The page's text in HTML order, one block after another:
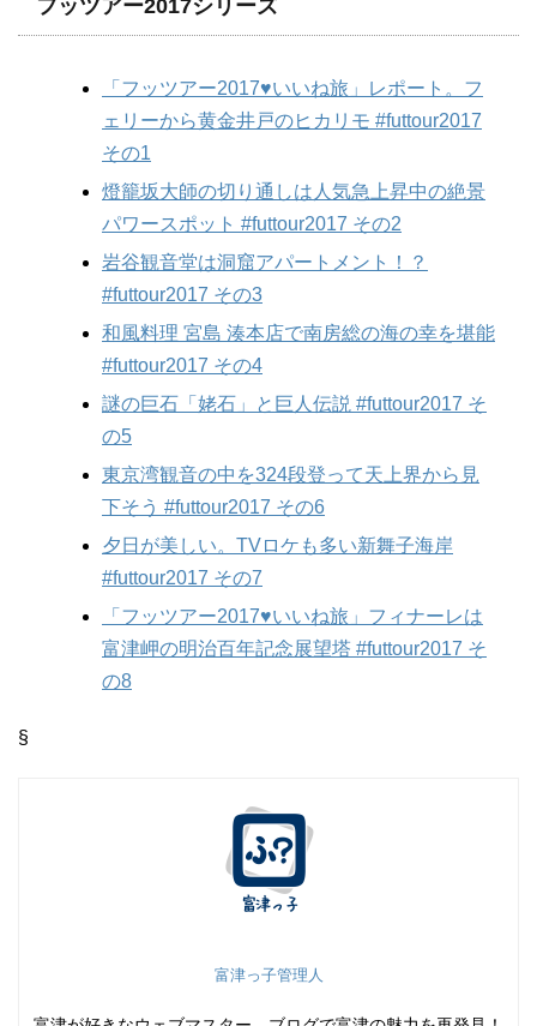
フッツアー2017シリーズ
「フッツアー2017♥いいね旅」レポート。フ
ェリーから黄金井戸のヒカリモ #futtour2017
その1
燈籠坂大師の切り通しは人気急上昇中の絶景
パワースポット #futtour2017 その2
岩谷観音堂は洞窟アパートメント！？
#futtour2017 その3
和風料理 宮島 湊本店で南房総の海の幸を堪能
#futtour2017 その4
謎の巨石「姥石」と巨人伝説 #futtour2017 そ
の5
東京湾観音の中を324段登って天上界から見
下そう #futtour2017 その6
夕日が美しい。TVロケも多い新舞子海岸
#futtour2017 その7
「フッツアー2017♥いいね旅」フィナーレは
富津岬の明治百年記念展望塔 #futtour2017 そ
の8
§
富津っ子管理人